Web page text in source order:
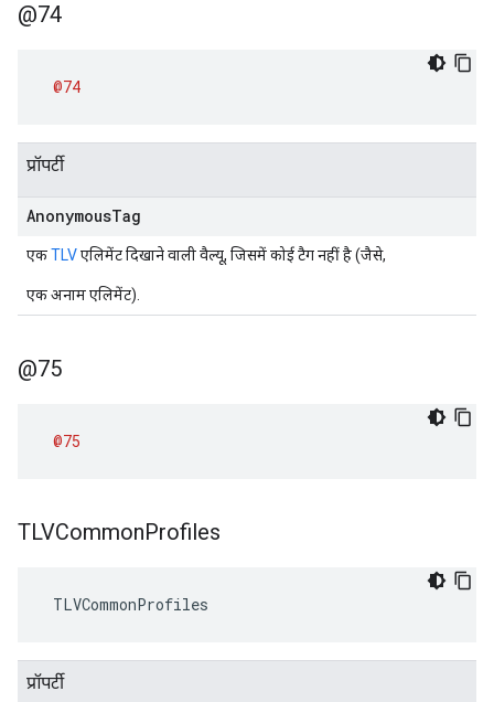
@74
@74
प्रॉपर्टी
AnonymousTag
एकTLVएलिमेंट दिखाने वाली वैल्यू, जिसमें कोई टैग नहीं है (जैसे,
एक अनाम एलिमेंट).
@75
@75
TLVCommonProfiles
TLVCommonProfiles
प्रॉपर्टी